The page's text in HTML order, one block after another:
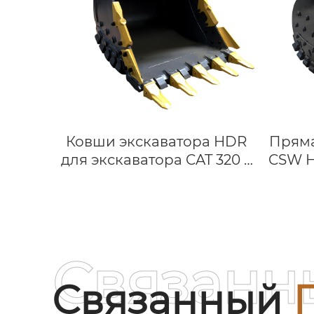
Ковши экскаватора HDR
для экскаватора CAT 320 с
CSW
Связанный